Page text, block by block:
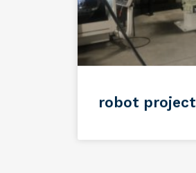
robot project